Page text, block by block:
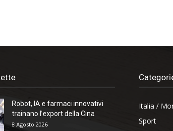
Robot, IA e farmaci innovativi
trainano l’export della Cina
8 Agosto 2026
Italia /
Sport